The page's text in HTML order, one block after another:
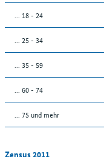
... 18 - 24
... 25 - 34
... 35 - 59
... 60 - 74
... 75 und mehr
Zensus 2011